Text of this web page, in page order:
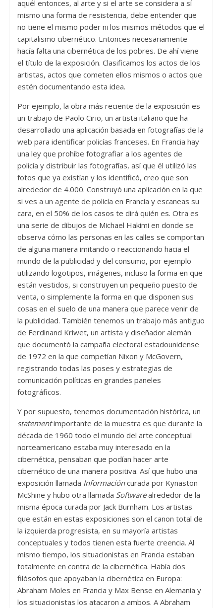
aquél entonces, al arte y si el arte se considera a sí
mismo una forma de resistencia, debe entender que
no tiene el mismo poder ni los mismos métodos que el
capitalismo cibernético. Entonces necesariamente
hacía falta una cibernética de los pobres. De ahí viene
el título de la exposición. Clasificamos los actos de los
artistas, actos que cometen ellos mismos o actos que
estén documentando esta idea.
Por ejemplo, la obra más reciente de la exposición es
un trabajo de Paolo Cirio, un artista italiano que ha
desarrollado una aplicación basada en fotografías de la
web para identificar policías franceses. En Francia hay
una ley que prohíbe fotografiar a los agentes de
policía y distribuir las fotografías, así que él utilizó las
fotos que ya existían y los identificó, creo que son
alrededor de 4.000. Construyó una aplicación en la que
si ves a un agente de policía en Francia y escaneas su
cara, en el 50% de los casos te dirá quién es. Otra es
una serie de dibujos de Michael Hakimi en donde se
observa cómo las personas en las calles se comportan
de alguna manera imitando o reaccionando hacia el
mundo de la publicidad y del consumo, por ejemplo
utilizando logotipos, imágenes, incluso la forma en que
están vestidos, si construyen un pequeño puesto de
venta, o simplemente la forma en que disponen sus
cosas en el suelo de una manera que parece venir de
la publicidad. También tenemos un trabajo más antiguo
de Ferdinand Kriwet, un artista y diseñador alemán
que documentó la campaña electoral estadounidense
de 1972 en la que competían Nixon y McGovern,
registrando todas las poses y estrategias de
comunicación políticas en grandes paneles
fotográficos.
Y por supuesto, tenemos documentación histórica, un
statementimportante de la muestra es que durante la
década de 1960 todo el mundo del arte conceptual
norteamericano estaba muy interesado en la
cibernética, pensaban que podían hacer arte
cibernético de una manera positiva. Así que hubo una
exposición llamada Informacióncurada por Kynaston
McShine y hubo otra llamada Softwarealrededor de la
misma época curada por Jack Burnham. Los artistas
que están en estas exposiciones son el canon total de
la izquierda progresista, en su mayoría artistas
conceptuales y todos tienen esta fuerte creencia. Al
mismo tiempo, los situacionistas en Francia estaban
totalmente en contra de la cibernética. Había dos
filósofos que apoyaban la cibernética en Europa:
Abraham Moles en Francia y Max Bense en Alemania y
los situacionistas los atacaron a ambos. A Abraham